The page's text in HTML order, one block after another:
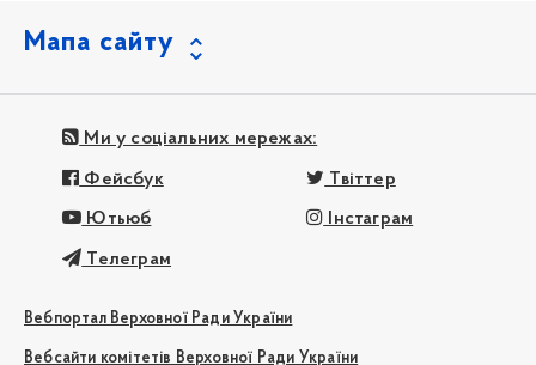
Мапа сайту
Ми у соціальних мережах:
Фейсбук Твіттер
Ютьюб Інстаграм
Телеграм
Вебпортал Верховної Ради України
Вебсайти комітетів Верховної Ради України